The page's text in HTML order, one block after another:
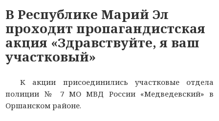
В Республике Марий Эл
проходит пропагандистская
акция «Здравствуйте, я ваш
участковый»
К акции присоединились участковые отдела
полиции № 7 МО МВД России «Медведевский» в
Оршанском районе.